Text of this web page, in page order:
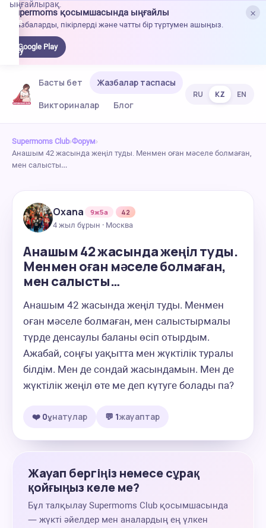
×
Supermoms қосымшасында ыңғайлы
Жазбаларды, пікірлерді және чатты бір түртумен ашыңыз.
Google Play
ыңғайлырақ.
Басты бет
Жазбалар таспасы
Викториналар
Блог
RU KZ EN
Supermoms Club›Форум›
Анашым 42 жасында жеңіл туды. Менмен оған мәселе болмаған,
мен салысты…
Oxana 9ж5а
42
4 жыл бұрын · Москва
Анашым 42 жасында жеңіл туды.
Менмен оған мәселе болмаған,
мен салысты…
Анашым 42 жасында жеңіл туды. Менмен
оған мәселе болмаған, мен салыстырмалы
түрде денсаулы баланы өсіп отырдым.
Ажабай, соңғы уақытта мен жүктілік туралы
білдім. Мен де сондай жасындамын. Мен де
жүктілік жеңіл өте ме деп күтуге болады па?
❤️ 0ұнатулар 💬 1жауаптар
Жауап бергіңіз немесе сұрақ
қойғыңыз келе ме?
Бұл талқылау Supermoms Club қосымшасында
— жүкті әйелдер мен аналардың ең үлкен